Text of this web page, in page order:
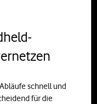
schnell und
für die